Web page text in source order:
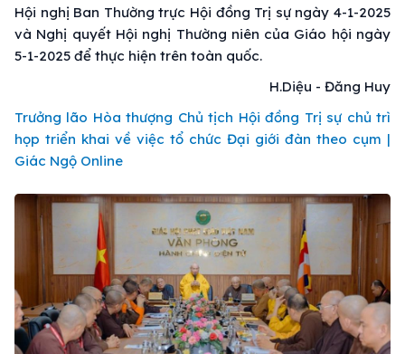
Hội nghị Ban Thường trực Hội đồng Trị sự ngày 4-1-2025
và Nghị quyết Hội nghị Thường niên của Giáo hội ngày
5-1-2025 để thực hiện trên toàn quốc.
H.Diệu - Đăng Huy
Trưởng lão Hòa thượng Chủ tịch Hội đồng Trị sự chủ trì
họp triển khai về việc tổ chức Đại giới đàn theo cụm |
Giác Ngộ Online